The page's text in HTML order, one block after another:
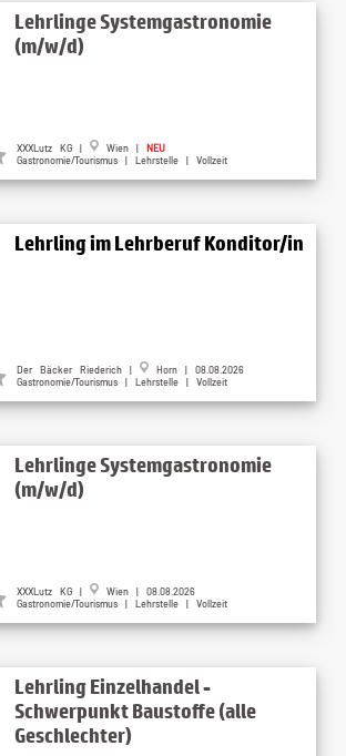
Lehrlinge Systemgastronomie
(m/w/d)
XXXLutz KG | Wien | NEU
Gastronomie/Tourismus | Lehrstelle | Vollzeit
Lehrling im Lehrberuf Konditor/in
Der Bäcker Riederich |
Horn | 08.08.2026
Gastronomie/Tourismus | Lehrstelle | Vollzeit
Lehrlinge Systemgastronomie
(m/w/d)
XXXLutz KG |
Wien | 08.08.2026
Gastronomie/Tourismus | Lehrstelle | Vollzeit
Lehrling Einzelhandel -
Schwerpunkt Baustoffe (alle
Geschlechter)